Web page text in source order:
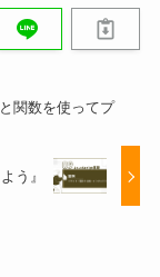
関数を使ってプ
う』